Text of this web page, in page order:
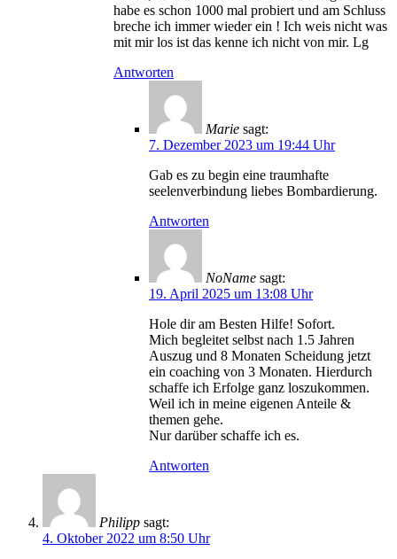
habe es schon 1000 mal probiert und am Schluss
breche ich immer wieder ein ! Ich weis nicht was
mit mir los ist das kenne ich nicht von mir. Lg
Antworten
Marie sagt:
7. Dezember 2023 um 19:44 Uhr
Gab es zu begin eine traumhafte
seelenverbindung liebes Bombardierung.
Antworten
NoName sagt:
19. April 2025 um 13:08 Uhr
Hole dir am Besten Hilfe! Sofort.
Mich begleitet selbst nach 1.5 Jahren
Auszug und 8 Monaten Scheidung jetzt
ein coaching von 3 Monaten. Hierdurch
schaffe ich Erfolge ganz loszukommen.
Weil ich in meine eigenen Anteile &
themen gehe.
Nur darüber schaffe ich es.
Antworten
Philipp sagt:
4. Oktober 2022 um 8:50 Uhr